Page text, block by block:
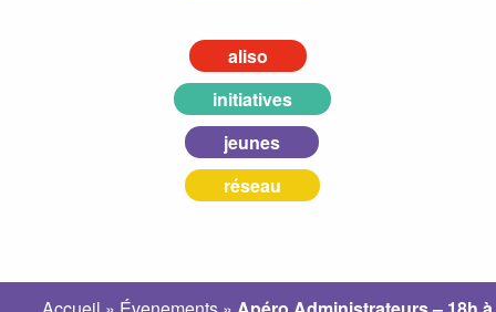
aliso
initiatives
jeunes
réseau